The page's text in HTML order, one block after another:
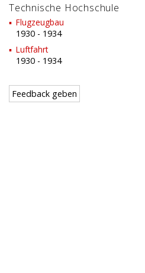
Technische Hochschule
Flugzeugbau
1930 - 1934
Luftfahrt
1930 - 1934
Feedback geben